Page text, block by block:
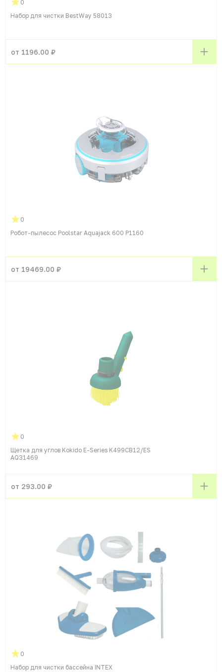
0
Набор для чистки BestWay 58013
от 1196.00 ₽
0
Робот-пылесос Poolstar Aquajack 600 P1160
от 19469.00 ₽
0
Щетка для углов Kokido E-Series K499CB12/ES
AQ31469
от 293.00 ₽
0
Набор для чистки бассейна INTEX